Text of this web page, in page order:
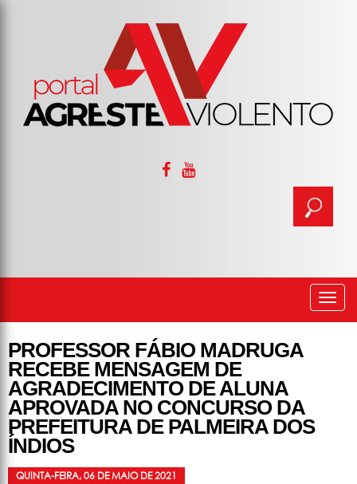
PROFESSOR FÁBIO MADRUGA
RECEBE MENSAGEM DE
AGRADECIMENTO DE ALUNA
APROVADA NO CONCURSO DA
PREFEITURA DE PALMEIRA DOS
ÍNDIOS
QUINTA-FEIRA, 06 DE MAIO DE 2021